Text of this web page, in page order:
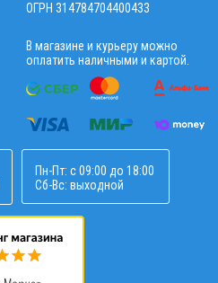
ОГРН 314784704400433
В магазине и курьеру можно
оплатить наличными и картой.
Пн-Пт: с 09:00 до 18:00
Сб-Вс: выходной